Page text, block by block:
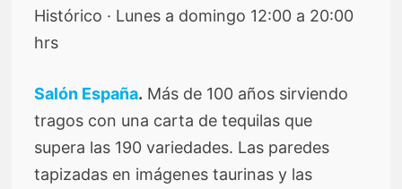
Histórico · Lunes a domingo 12:00 a 20:00
hrs
Salón España. Más de 100 años sirviendo
tragos con una carta de tequilas que
supera las 190 variedades. Las paredes
tapizadas en imágenes taurinas y las